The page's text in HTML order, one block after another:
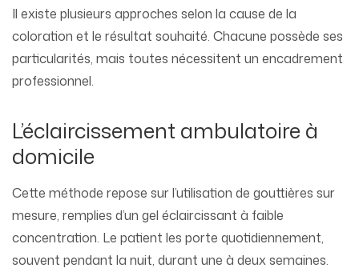
Il existe plusieurs approches selon la cause de la
coloration et le résultat souhaité. Chacune possède ses
particularités, mais toutes nécessitent un encadrement
professionnel.
L’éclaircissement ambulatoire à
domicile
Cette méthode repose sur l’utilisation de gouttières sur
mesure, remplies d’un gel éclaircissant à faible
concentration. Le patient les porte quotidiennement,
souvent pendant la nuit, durant une à deux semaines.